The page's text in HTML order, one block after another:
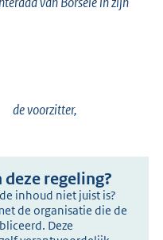
regeling?
inhoud niet juist is?
de organisatie die de
Deze